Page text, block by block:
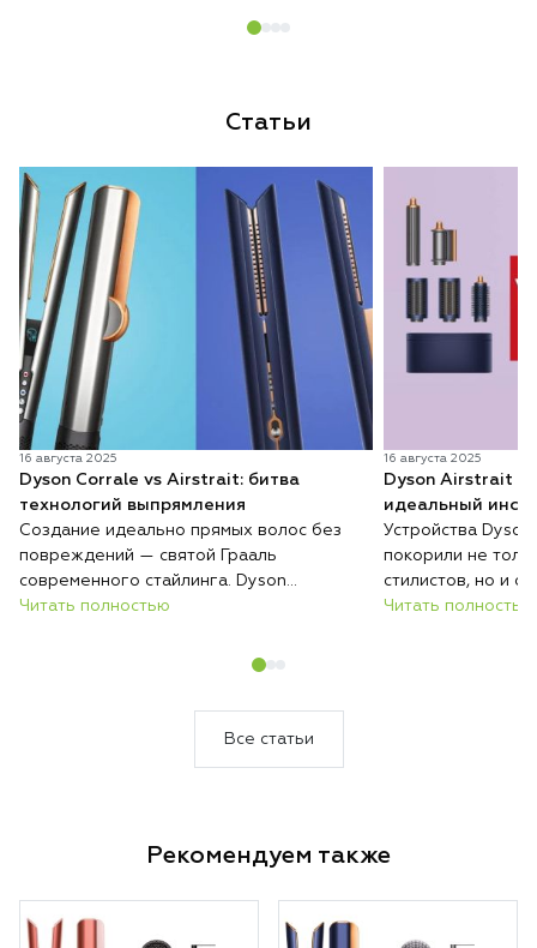
Статьи
16 августа 2025
Dyson Corrale vs Airstrait: битва
технологий выпрямления
Создание идеально прямых волос без
повреждений — святой Грааль
современного стайлинга. Dyson
предлагает два принципиально разных
утюжок Corrale с революционными
воздуха. Разбираемся, какая технология
Читать полностью
16 августа 2025
Dyson Airstrait
идеальный
Устройства
покорили не
стилистов, но и
красивых
Читать полностью
Все статьи
Рекомендуем также